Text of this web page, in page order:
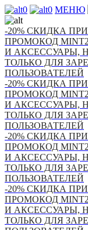
0 0 МЕНЮ
-20% СКИДКА
ПРОМОКОД
И АКСЕССУАРЫ,
ТОЛЬКО ДЛЯ
ПОЛЬЗОВАТЕЛЕЙ
-20% СКИДКА
ПРОМОКОД
И АКСЕССУАРЫ,
ТОЛЬКО ДЛЯ
ПОЛЬЗОВАТЕЛЕЙ
-20% СКИДКА
ПРОМОКОД
И АКСЕССУАРЫ,
ТОЛЬКО ДЛЯ
ПОЛЬЗОВАТЕЛЕЙ
-20% СКИДКА
ПРОМОКОД
И АКСЕССУАРЫ,
ТОЛЬКО ДЛЯ